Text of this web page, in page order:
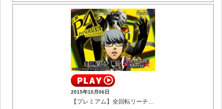
2015年10月06日
【プレミアム】全回転リーチ 陽介